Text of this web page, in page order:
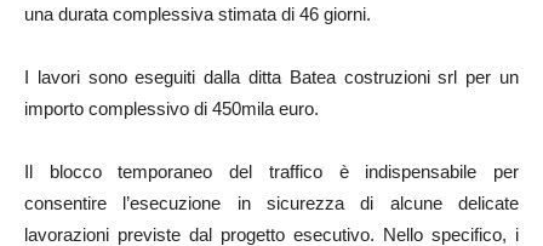
una durata complessiva stimata di 46 giorni.
I lavori sono eseguiti dalla ditta Batea costruzioni srl per un
importo complessivo di 450mila euro.
Il blocco temporaneo del traffico è indispensabile per
consentire l’esecuzione in sicurezza di alcune delicate
lavorazioni previste dal progetto esecutivo. Nello specifico, i